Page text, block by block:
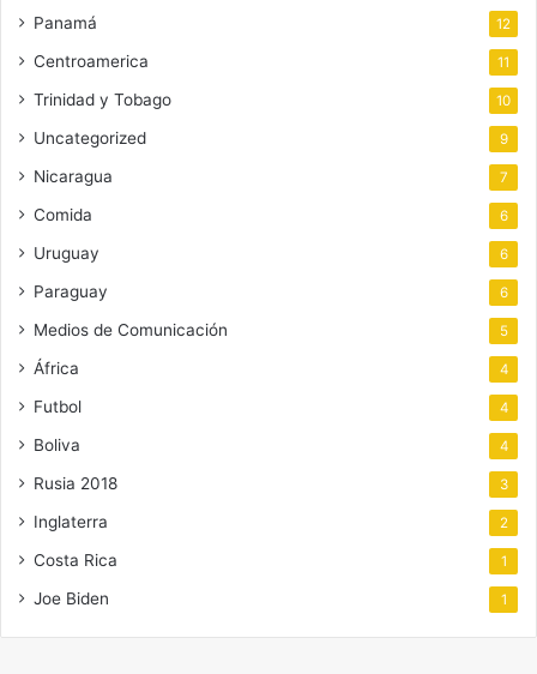
Panamá 12
Centroamerica 11
Trinidad y Tobago 10
Uncategorized 9
Nicaragua 7
Comida 6
Uruguay 6
Paraguay 6
Medios de Comunicación 5
África 4
Futbol 4
Boliva 4
Rusia 2018 3
Inglaterra 2
Costa Rica 1
Joe Biden 1